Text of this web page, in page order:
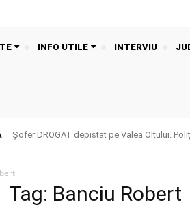
INFO UTILE INTERVIU
Șofer DROGAT depistat pe Valea Oltului.
Tag: Banciu Robert